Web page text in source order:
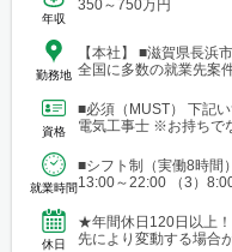
年収
350～750万円
勤務地
【本社】 ■滋賀県長
全国に多数の就業先案
す。 ■北海道 ■東北
川・調布・西東京 └横
船橋・市川・柏・浦安
橋・岡崎・長久手・日
津・四日市・桑名・
和泉・泉南 └神戸市・
京・舞鶴・木津・木津
資格
■必須（MUST） 下記
電気工事士 ※お持ちで
就業時間
■シフト制（実働8時間
13:00～22:00 （3）
休日
★年間休日120日以上
先により変動する場合